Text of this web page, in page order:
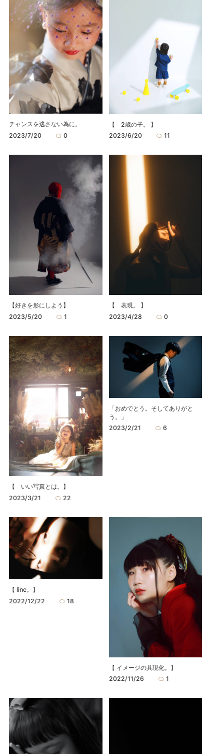
チャンスを逃さない為に。
2023/7/20
0
【 2歳の子。 】
2023/6/20
11
【好きを形にしよう】
2023/5/20
1
【 表現。 】
2023/4/28
0
【 いい写真とは。】
2023/3/21
22
「おめでとう。そしてありがと
う。」
2023/2/21
6
【 line。】
2022/12/22
18
【 イメージの具現化。】
2022/11/26
1